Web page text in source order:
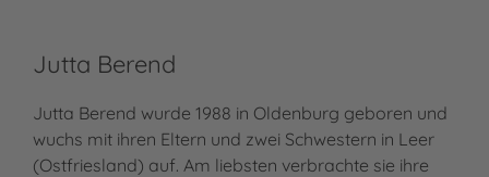
Jutta Berend
Jutta Berend wurde 1988 in Oldenburg geboren und
wuchs mit ihren Eltern und zwei Schwestern in Leer
(Ostfriesland) auf. Am liebsten verbrachte sie ihre